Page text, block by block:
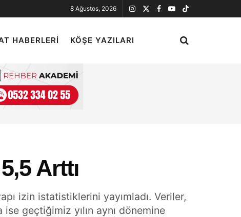
8 Ağustos, 2026
HABERLERI KÖŞE YAZILARI
Arttı
izin istatistiklerini yayımladı. Veriler,
geçtiğimiz yılın aynı dönemine